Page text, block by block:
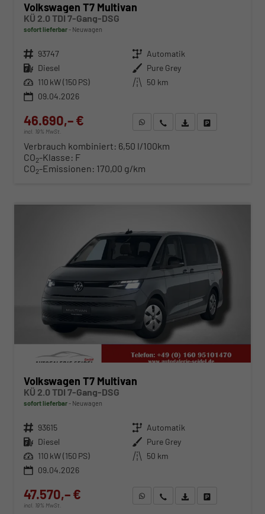
Volkswagen T7 Multivan
KÜ 2.0 TDI 7-Gang-DSG
sofort lieferbar Neuwagen
Fahrzeugnr. 93747 Getriebe Automatik
Kraftstoff Diesel Außenfarbe Pure Grey
Leistung 110 kW (150 PS) Kilometerstand 50 km
09.04.2026
46.690,– €
incl. 19% MwSt.
WhatsApp anfragen
Wir rufen Sie anFahrzeugexposé (PDF)
Verbrauch kombiniert: 6,50 l/100km
CO2-Klasse: F
CO2-Emissionen: 170,00 g/km
Volkswagen T7 Multivan
KÜ 2.0 TDI 7-Gang-DSG
sofort lieferbar Neuwagen
Fahrzeugnr. 93615 Getriebe Automatik
Kraftstoff Diesel Außenfarbe Pure Grey
Leistung 110 kW (150 PS) Kilometerstand 50 km
09.04.2026
47.570,– €
incl. 19% MwSt.
WhatsApp anfragen
Wir rufen Sie anFahrzeugexposé (PDF)